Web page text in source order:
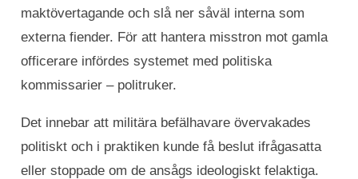
maktövertagande och slå ner såväl interna som
externa fiender. För att hantera misstron mot gamla
officerare infördes systemet med politiska
kommissarier – politruker.
Det innebar att militära befälhavare övervakades
politiskt och i praktiken kunde få beslut ifrågasatta
eller stoppade om de ansågs ideologiskt felaktiga.